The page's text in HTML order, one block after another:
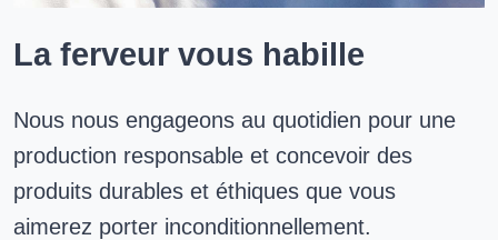
La ferveur vous habille
Nous nous engageons au quotidien pour une
production responsable et concevoir des
produits durables et éthiques que vous
aimerez porter inconditionnellement.